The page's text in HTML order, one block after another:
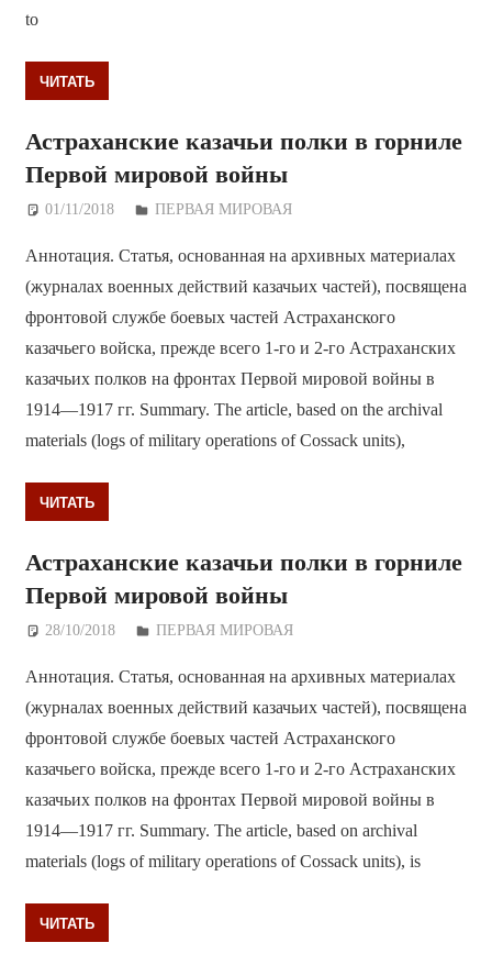
to
ЧИТАТЬ
Астраханские казачьи полки в горниле
Первой мировой войны
01/11/2018 Дежурный по Редакции
ПЕРВАЯ МИРОВАЯ
Аннотация. Статья, основанная на архивных материалах
(журналах военных действий казачьих частей), посвящена
фронтовой службе боевых частей Астраханского
казачьего войска, прежде всего 1-го и 2-го Астраханских
казачьих полков на фронтах Первой мировой войны в
1914—1917 гг. Summary. The article, based on the archival
materials (logs of military operations of Cossack units),
ЧИТАТЬ
Астраханские казачьи полки в горниле
Первой мировой войны
28/10/2018 Дежурный по Редакции
ПЕРВАЯ МИРОВАЯ
Аннотация. Статья, основанная на архивных материалах
(журналах военных действий казачьих частей), посвящена
фронтовой службе боевых частей Астраханского
казачьего войска, прежде всего 1-го и 2-го Астраханских
казачьих полков на фронтах Первой мировой войны в
1914—1917 гг. Summary. The article, based on archival
materials (logs of military operations of Cossack units), is
ЧИТАТЬ